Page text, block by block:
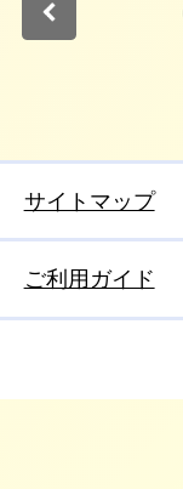
サイトマップ
ご利用ガイド